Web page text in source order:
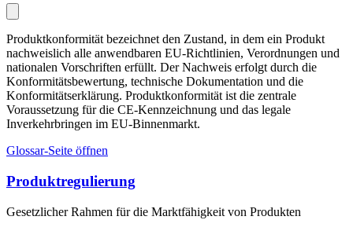
Produktkonformität bezeichnet den Zustand, in dem ein Produkt
nachweislich alle anwendbaren EU-Richtlinien, Verordnungen und
nationalen Vorschriften erfüllt. Der Nachweis erfolgt durch die
Konformitätsbewertung, technische Dokumentation und die
Konformitätserklärung. Produktkonformität ist die zentrale
Voraussetzung für die CE-Kennzeichnung und das legale
Inverkehrbringen im EU-Binnenmarkt.
Glossar-Seite öffnen
Produktregulierung
Gesetzlicher Rahmen für die Marktfähigkeit von Produkten